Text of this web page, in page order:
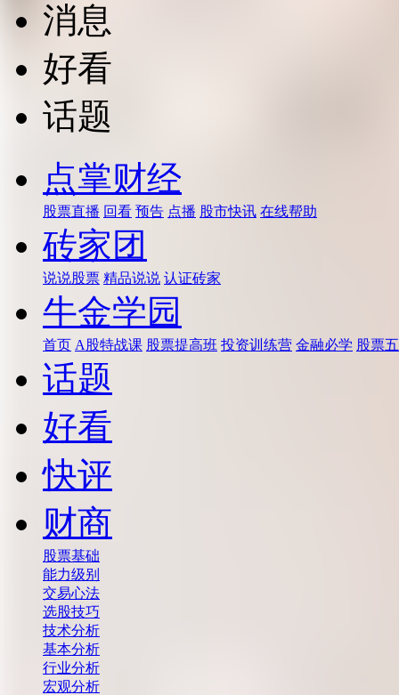
消息
好看
话题
点掌财经
股票直播 回看 预告 点播 股市快讯 在线帮助
砖家团
说说股票 精品说说 认证砖家
牛金学园
首页 A股特战课 股票提高班 投资训练营 金融必学 股票
话题
好看
快评
财商
股票基础
能力级别
交易心法
选股技巧
技术分析
基本分析
行业分析
宏观分析